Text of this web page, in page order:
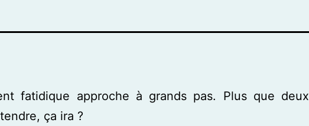
fatidique approche à grands pas. Plus que deux
ça ira ?